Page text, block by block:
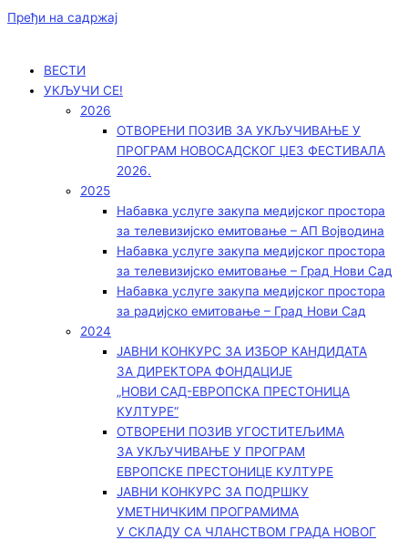
Пређи на садржај
ВЕСТИ
УКЉУЧИ СЕ!
2026
ОТВОРЕНИ ПОЗИВ ЗА УКЉУЧИВАЊЕ У
ПРОГРАМ НОВОСАДСКОГ ЏЕЗ ФЕСТИВАЛА
2026.
2025
Набавка услуге закупа медијског простора
за телевизијско емитовање – АП Војводинa
Набавка услуге закупа медијског простора
за телевизијско емитовање – Град Нови Сад
Набавка услуге закупа медијског простора
за радијско емитовање – Град Нови Сад
2024
ЈАВНИ КОНКУРС ЗА ИЗБОР КАНДИДАТА
ЗА ДИРЕКТОРА ФОНДАЦИЈЕ
„НОВИ САД-ЕВРОПСКА ПРЕСТОНИЦА
КУЛТУРЕ“
ОТВОРЕНИ ПОЗИВ УГОСТИТЕЉИМА
ЗА УКЉУЧИВАЊЕ У ПРОГРАМ
ЕВРОПСКЕ ПРЕСТОНИЦЕ КУЛТУРЕ
ЈАВНИ КОНКУРС ЗА ПОДРШКУ
УМЕТНИЧКИМ ПРОГРАМИМА
У СКЛАДУ СА ЧЛАНСТВОМ ГРАДА НОВОГ